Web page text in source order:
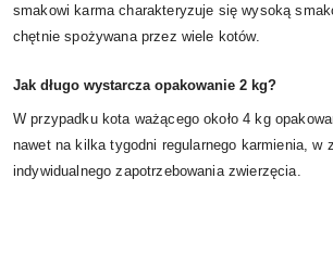
smakowi karma charakteryzuje się wysoką
chętnie spożywana przez wiele kotów.
Jak długo wystarcza opakowanie 2 kg?
W przypadku kota ważącego około 4 kg
nawet na kilka tygodni regularnego karmienia, w
indywidualnego zapotrzebowania zwierzęcia.